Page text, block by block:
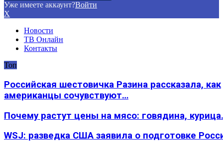
Уже имеете аккаунт?Войти
X
Новости
ТВ Онлайн
Контакты
Топ
Российская шестовичка Разина рассказала, как
американцы сочувствуют…
Почему растут цены на мясо: говядина,
WSJ: разведка США заявила о подготовке